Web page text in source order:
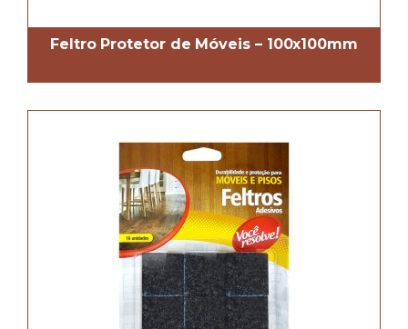
Feltro Protetor de Móveis – 100x100mm